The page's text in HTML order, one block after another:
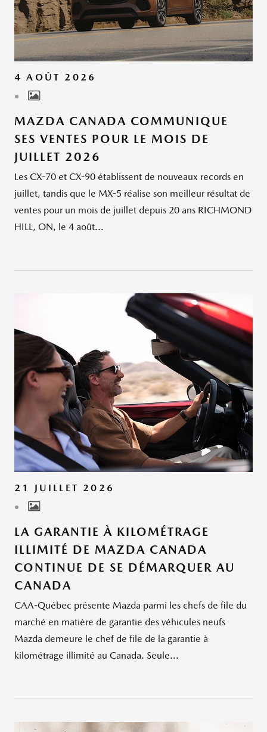
4 AOÛT 2026
MAZDA CANADA COMMUNIQUE
SES VENTES POUR LE MOIS DE
JUILLET 2026
Les CX-70 et CX-90 établissent de nouveaux records en
juillet, tandis que le MX-5 réalise son meilleur résultat de
ventes pour un mois de juillet depuis 20 ans RICHMOND
HILL, ON, le 4 août...
21 JUILLET 2026
LA GARANTIE À KILOMÉTRAGE
ILLIMITÉ DE MAZDA CANADA
CONTINUE DE SE DÉMARQUER AU
CANADA
CAA-Québec présente Mazda parmi les chefs de file du
marché en matière de garantie des véhicules neufs
Mazda demeure le chef de file de la garantie à
kilométrage illimité au Canada. Seule...